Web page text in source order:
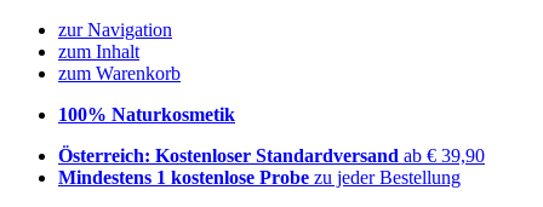
zur Navigation
zum Inhalt
zum Warenkorb
100% Naturkosmetik
Österreich: Kostenloser Standardversand ab € 39,90
Mindestens 1 kostenlose Probe zu jeder Bestellung